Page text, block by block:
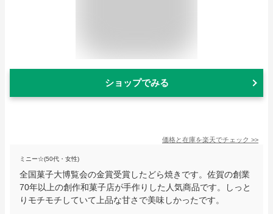
ショップでみる
価格と在庫を楽天でチェック >>
ミニー☆(50代・女性)
全国菓子大博覧会の金賞受賞したどら焼きです。佐賀の創業
70年以上の創作和菓子店が手作りした人気商品です。しっと
りモチモチしていて上品な甘さで美味しかったです。